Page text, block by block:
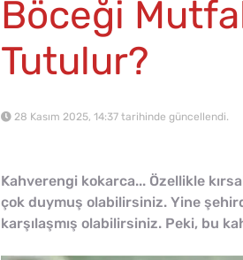
Böceği
Tutulur?
28 Kasım 2025, 14:37 tarihinde güncellendi.
Kahverengi kokarca... Özellikle
çok duymuş olabilirsiniz. Yine
karşılaşmış olabilirsiniz. Peki, bu